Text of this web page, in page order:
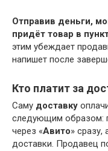
Отправив деньги,
придёт товар в
этим убеждает
напишет после
Кто платит за
Саму доставку
следующим образом:
через «Авито» сразу,
доставки. Продавец